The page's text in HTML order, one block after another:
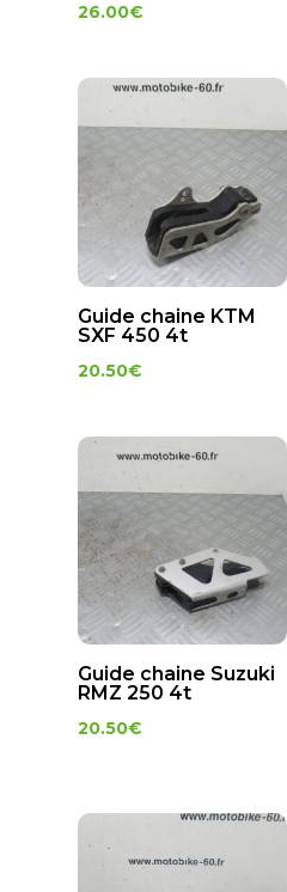
26.00€
Guide chaine KTM
SXF 450 4t
20.50€
Guide chaine Suzuki
RMZ 250 4t
20.50€